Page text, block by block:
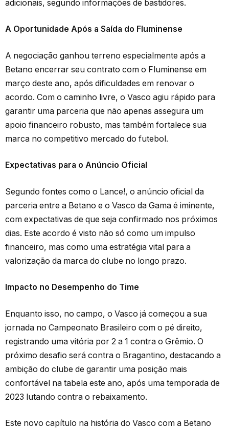
adicionais, segundo informações de bastidores.
A Oportunidade Após a Saída do Fluminense
A negociação ganhou terreno especialmente após a
Betano encerrar seu contrato com o Fluminense em
março deste ano, após dificuldades em renovar o
acordo. Com o caminho livre, o Vasco agiu rápido para
garantir uma parceria que não apenas assegura um
apoio financeiro robusto, mas também fortalece sua
marca no competitivo mercado do futebol.
Expectativas para o Anúncio Oficial
Segundo fontes como o Lance!, o anúncio oficial da
parceria entre a Betano e o Vasco da Gama é iminente,
com expectativas de que seja confirmado nos próximos
dias. Este acordo é visto não só como um impulso
financeiro, mas como uma estratégia vital para a
valorização da marca do clube no longo prazo.
Impacto no Desempenho do Time
Enquanto isso, no campo, o Vasco já começou a sua
jornada no Campeonato Brasileiro com o pé direito,
registrando uma vitória por 2 a 1 contra o Grêmio. O
próximo desafio será contra o Bragantino, destacando a
ambição do clube de garantir uma posição mais
confortável na tabela este ano, após uma temporada de
2023 lutando contra o rebaixamento.
Este novo capítulo na história do Vasco com a Betano